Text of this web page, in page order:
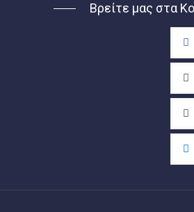
Βρείτε μας στα